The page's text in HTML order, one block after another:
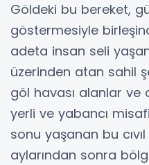
Göldeki bu bereket,
göstermesiyle
adeta insan seli
üzerinden atan sahil
göl havası alanlar ve
yerli ve yabancı
sonu yaşanan bu cıvıl
aylarından sonra